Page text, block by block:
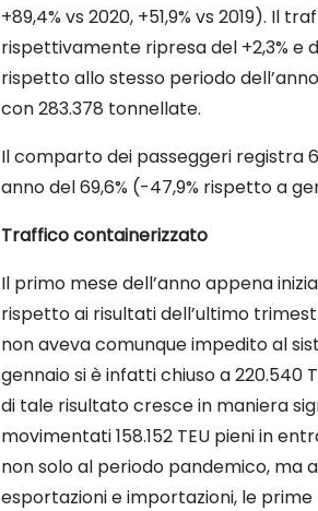
+89,4% vs 2020, +51,9% vs 2019). Il
rispettivamente ripresa del +2,3% e
rispetto allo stesso periodo
con 283.378 tonnellate.
Il comparto dei passeggeri registra
anno del 69,6% (-47,9% rispetto a
Traffico containerizzato
Il primo mese dell’anno appena
rispetto ai risultati dell’ultimo
non aveva comunque impedito al
gennaio si è infatti chiuso a 220.540
di tale risultato cresce in maniera
movimentati 158.152 TEU pieni in
non solo al periodo pandemico, ma
esportazioni e importazioni, le prime